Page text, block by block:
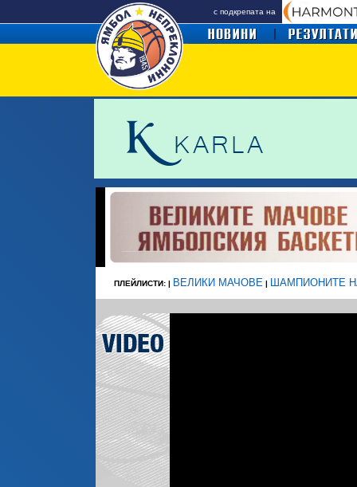
с подкрепата на
ПЛЕЙЛИСТИ: | ВЕЛИКИ МАЧОВЕ | ШАМПИОНИТЕ